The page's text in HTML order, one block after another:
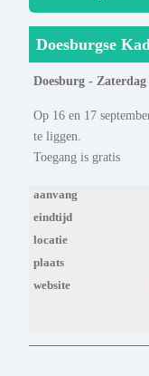
Doesburgse
Doesburg -
Op 16 en 17
te liggen.
Toegang is gratis
aanvang
eindtijd
locatie
plaats
website